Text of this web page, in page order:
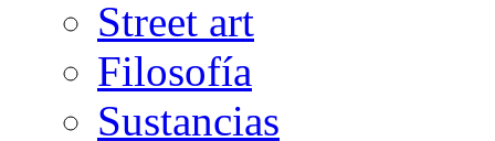
Street art
Filosofía
Sustancias